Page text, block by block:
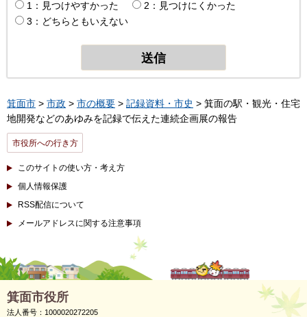
1：見つけやすかった
2：見つけにくかった
3：どちらともいえない
箕面市 > 市政 > 市の概要 > 記録資料・市史 > 箕面の駅・観光・住宅
地開発などのあゆみを記録で伝えた連続企画展の報告
市役所への行き方
このサイトの使い方・考え方
個人情報保護
RSS配信について
メールアドレスに関する注意事項
箕面市役所
法人番号：1000020272205